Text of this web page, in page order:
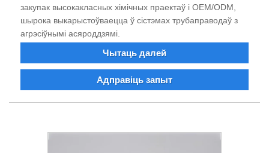
закупак высокакласных хімічных праектаў і OEM/ODM,
шырока выкарыстоўваецца ў сістэмах трубаправодаў з
агрэсіўнымі асяроддзямі.
Чытаць далей
Адправіць запыт